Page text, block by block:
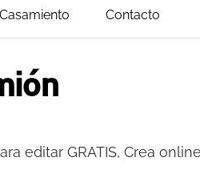
Casamiento Contacto
editar GRATIS, Crea